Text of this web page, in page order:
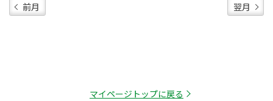
前月 翌月
マイページトップに戻る